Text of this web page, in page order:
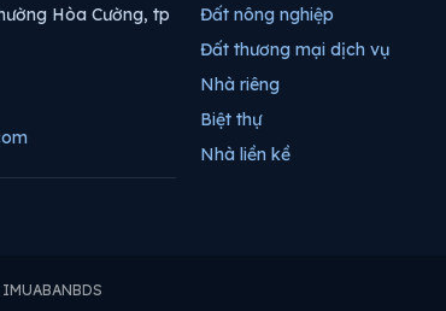
Hòa Cường, tp
Đất nông nghiệp
Đất thương mại dịch vụ
Nhà riêng
Biệt thự
Nhà liền kề